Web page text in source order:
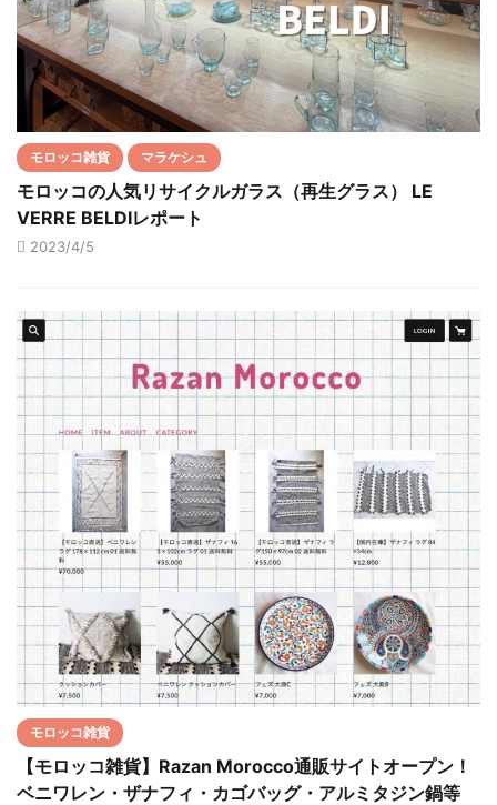
モロッコ雑貨 マラケシュ
モロッコの人気リサイクルガラス（再生グラス） LE
VERRE BELDIレポート
2023/4/5
モロッコ雑貨
【モロッコ雑貨】Razan Morocco通販サイトオープン！
ベニワレン・ザナフィ・カゴバッグ・アルミタジン鍋等